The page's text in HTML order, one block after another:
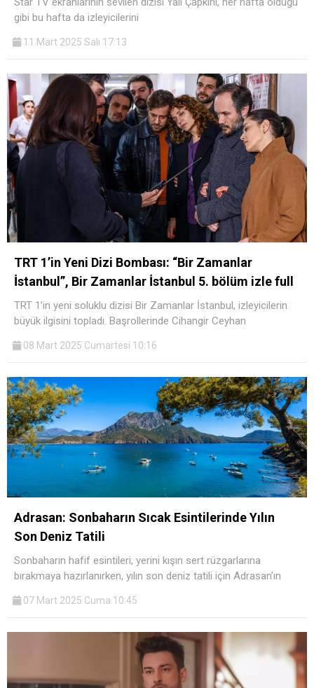
gibi bu hafta da izleyicilerini
11 Mart 2025 Salı 17:13
TRT 1’in Yeni Dizi Bombası: “Bir Zamanlar
İstanbul”, Bir Zamanlar İstanbul 5. bölüm izle full
TRT 1’in yeni soluklu dizisi Bir Zamanlar İstanbul, izleyicilerin
büyük ilgisini topladı. Başrollerinde Cihangir Ceyhan
08 Mart 2025 Cumartesi 10:16
Adrasan: Sonbaharın Sıcak Esintilerinde Yılın
Son Deniz Tatili
Sonbaharın hafif esintileri, yerini kışın sert rüzgarlarına
bırakmaya hazırlanırken, yılın son deniz tatili için Adrasan’ın
07 Mart 2025 Cuma 10:45